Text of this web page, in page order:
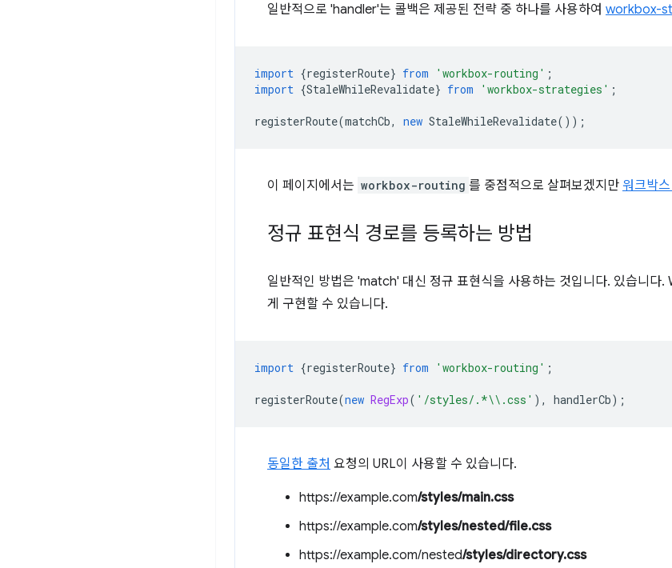
일반적으로 'handler'는 콜백은 제공된 전략 중 하나를 사용하여 workbox-
import {registerRoute} from 'workbox-routing' ;
import {StaleWhileRevalidate} from 'workbox-strategies' ;
registerRoute(matchCb, new StaleWhileRevalidate());
이 페이지에서는 workbox-routing 를 중점적으로 살펴보겠지만 워크박
정규 표현식 경로를 등록하는 방법
일반적인 방법은 'match' 대신 정규 표현식을 사용하는 것입니다. 있습니다
게 구현할 수 있습니다.
import {registerRoute} from 'workbox-routing' ;
registerRoute(new RegExp( '/styles/.*\\.css' ), handlerCb);
동일한 출처 요청의 URL이 사용할 수 있습니다.
https://example.com/styles/main.css
https://example.com/styles/nested/file.css
https://example.com/nested/styles/directory.css